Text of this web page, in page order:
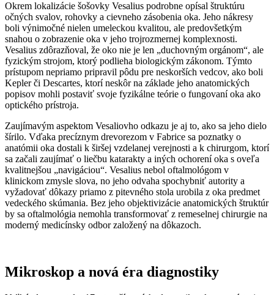
Okrem lokalizácie šošovky Vesalius podrobne opísal štruktúru
očných svalov, rohovky a cievneho zásobenia oka. Jeho nákresy
boli výnimočné nielen umeleckou kvalitou, ale predovšetkým
snahou o zobrazenie oka v jeho trojrozmernej komplexnosti.
Vesalius zdôrazňoval, že oko nie je len „duchovným orgánom“, ale
fyzickým strojom, ktorý podlieha biologickým zákonom. Týmto
prístupom nepriamo pripravil pôdu pre neskorších vedcov, ako boli
Kepler či Descartes, ktorí neskôr na základe jeho anatomických
popisov mohli postaviť svoje fyzikálne teórie o fungovaní oka ako
optického prístroja.
Zaujímavým aspektom Vesaliovho odkazu je aj to, ako sa jeho dielo
šírilo. Vďaka precíznym drevorezom v Fabrice sa poznatky o
anatómii oka dostali k širšej vzdelanej verejnosti a k chirurgom, ktorí
sa začali zaujímať o liečbu katarakty a iných ochorení oka s oveľa
kvalitnejšou „navigáciou“. Vesalius nebol oftalmológom v
klinickom zmysle slova, no jeho odvaha spochybniť autority a
vyžadovať dôkazy priamo z pitevného stola urobila z oka predmet
vedeckého skúmania. Bez jeho objektivizácie anatomických štruktúr
by sa oftalmológia nemohla transformovať z remeselnej chirurgie na
moderný medicínsky odbor založený na dôkazoch.
Mikroskop a nová éra diagnostiky